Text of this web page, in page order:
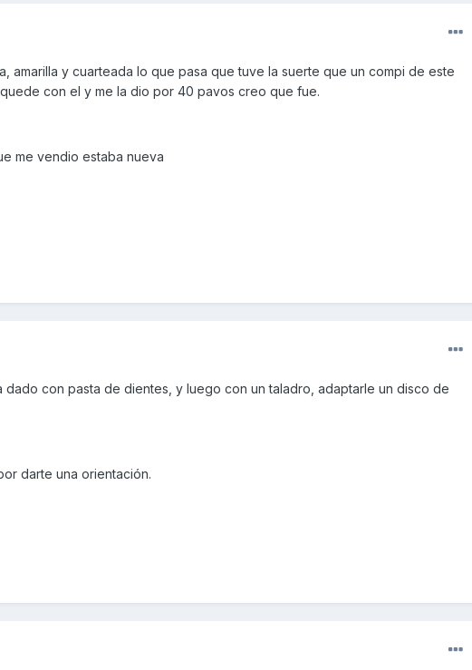
amarilla y cuarteada lo que pasa que tuve la suerte que un compi de este
con el y me la dio por 40 pavos creo que fue.
me vendio estaba nueva
dado con pasta de dientes, y luego con un taladro, adaptarle un disco de
darte una orientación.